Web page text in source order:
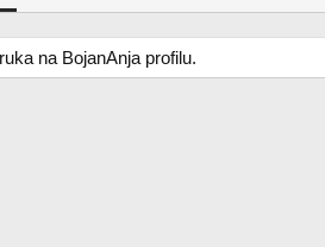
na BojanAnja profilu.